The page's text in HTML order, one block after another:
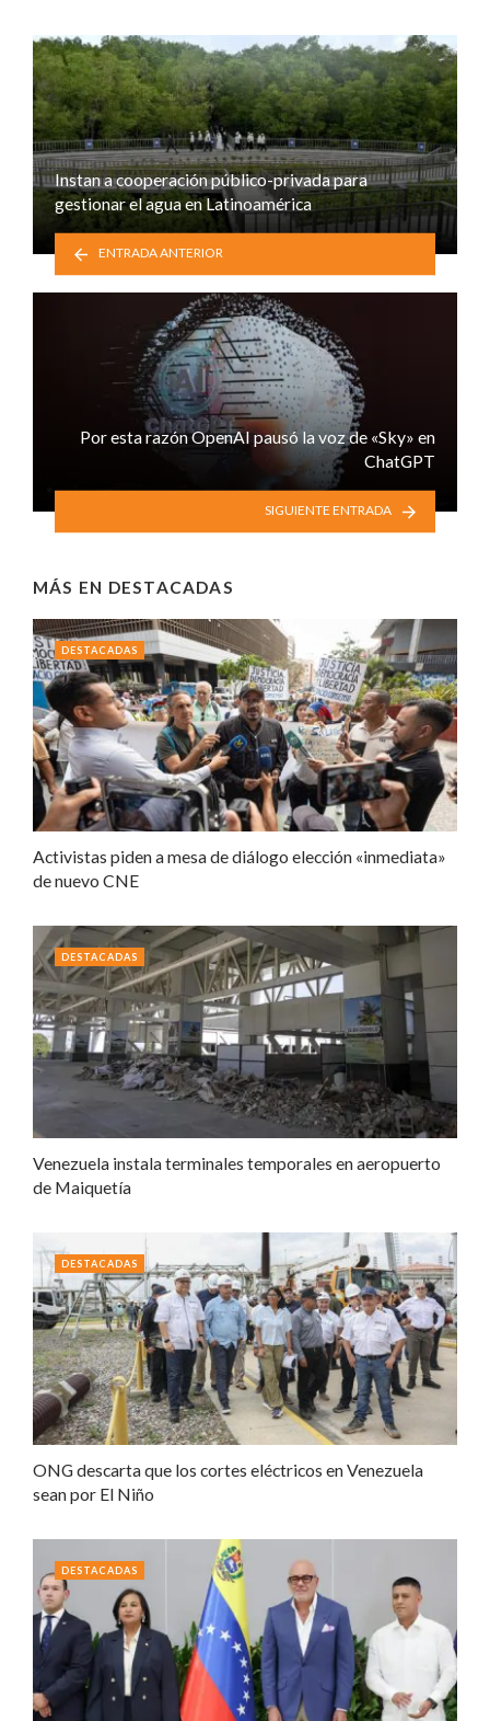
Instan a cooperación público-privada para
gestionar el agua en Latinoamérica
ENTRADA ANTERIOR
Por esta razón OpenAI pausó la voz de «Sky» en
ChatGPT
SIGUIENTE ENTRADA
MÁS EN DESTACADAS
Activistas piden a mesa de diálogo elección «inmediata»
de nuevo CNE
DESTACADAS
Venezuela instala terminales temporales en aeropuerto
de Maiquetía
DESTACADAS
ONG descarta que los cortes eléctricos en Venezuela
sean por El Niño
DESTACADAS
DESTACADAS